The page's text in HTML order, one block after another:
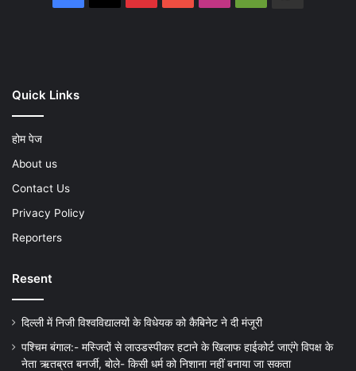
Quick Links
होम पेज
About us
Contact Us
Privacy Policy
Reporters
Resent
दिल्ली में निजी विश्वविद्यालयों के विधेयक को कैबिनेट ने दी मंजूरी
पश्चिम बंगाल:- मस्जिदों से लाउडस्पीकर हटाने के खिलाफ हाईकोर्ट जाएंगे विपक्ष के
नेता ऋतब्रत बनर्जी, बोले- किसी धर्म को निशाना नहीं बनाया जा सकता